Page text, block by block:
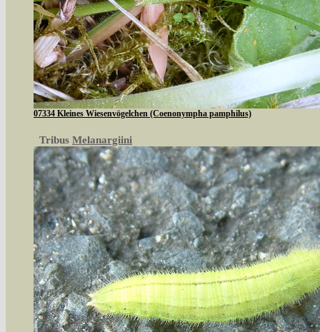
07334 Kleines Wiesenvögelchen (Coenonympha pamphilus)
Tribus Melanargiini